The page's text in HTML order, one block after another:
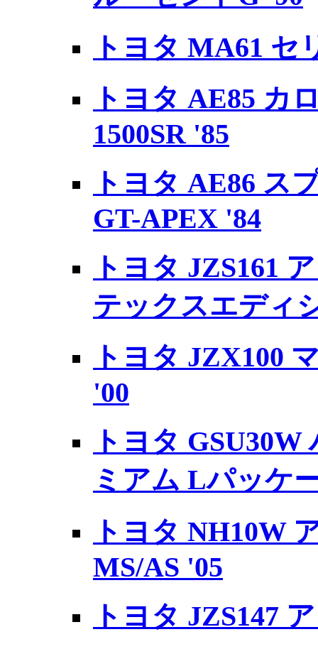
トヨタ MA61 セ
トヨタ AE85 カ
1500SR '85
トヨタ AE86 ス
GT-APEX '84
トヨタ JZS161
テックスエディ
トヨタ JZX100
'00
トヨタ
ミアム Lパッケ
トヨタ NH10W
MS/AS '05
トヨタ JZS147